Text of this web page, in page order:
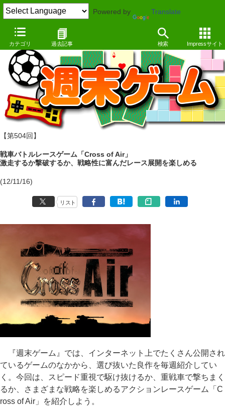
Powered by Translate
カテゴリ 過去記事 検索 Impressサイト
【第504回】
戦車バトルレースゲーム「Cross of Air」
激走するか撃破するか、戦略性に富んだレース展開を楽しめる
(12/11/16)
リスト
『週末ゲーム』では、インターネット上でたくさん公開され
ているゲームのなかから、選び抜いた良作を毎週紹介してい
く。今回は、スピード重視で駆け抜けるか、重戦車で撃ちまく
るか、さまざまな戦略を楽しめるアクションレースゲーム「C
ross of Air」を紹介しよう。